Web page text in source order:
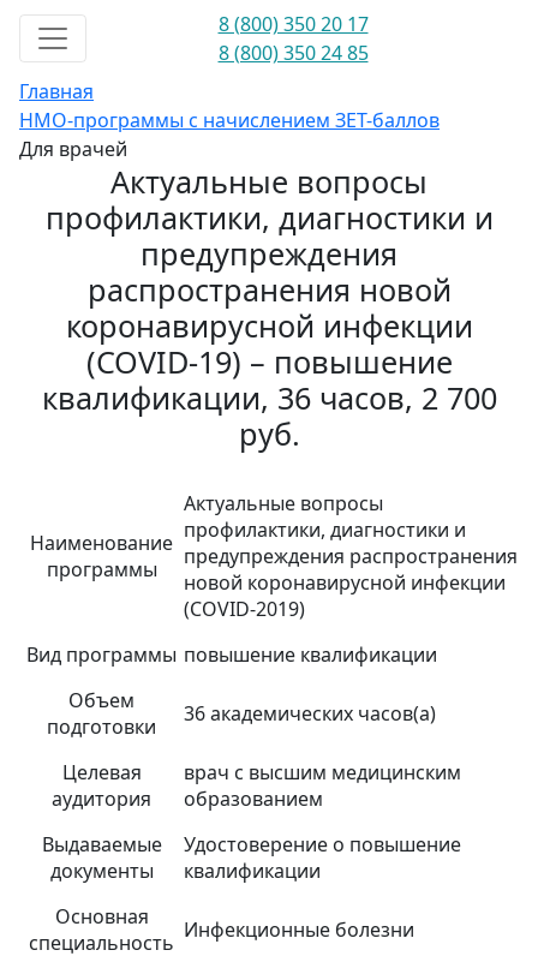
8 (800) 350 20 17
8 (800) 350 24 85
Главная
НМО-программы с начислением ЗЕТ-баллов
Для врачей
Актуальные вопросы
профилактики, диагностики и
предупреждения
распространения новой
коронавирусной инфекции
(COVID-19) – повышение
квалификации, 36 часов, 2 700
руб.
Наименование
программы
Актуальные вопросы
профилактики, диагностики и
предупреждения распространения
новой коронавирусной инфекции
(COVID-2019)
Вид программы повышение квалификации
Объем
подготовки
36 академических часов(а)
Целевая
аудитория
врач с высшим медицинским
образованием
Выдаваемые
документы
Удостоверение о повышение
квалификации
Основная
специальность Инфекционные болезни